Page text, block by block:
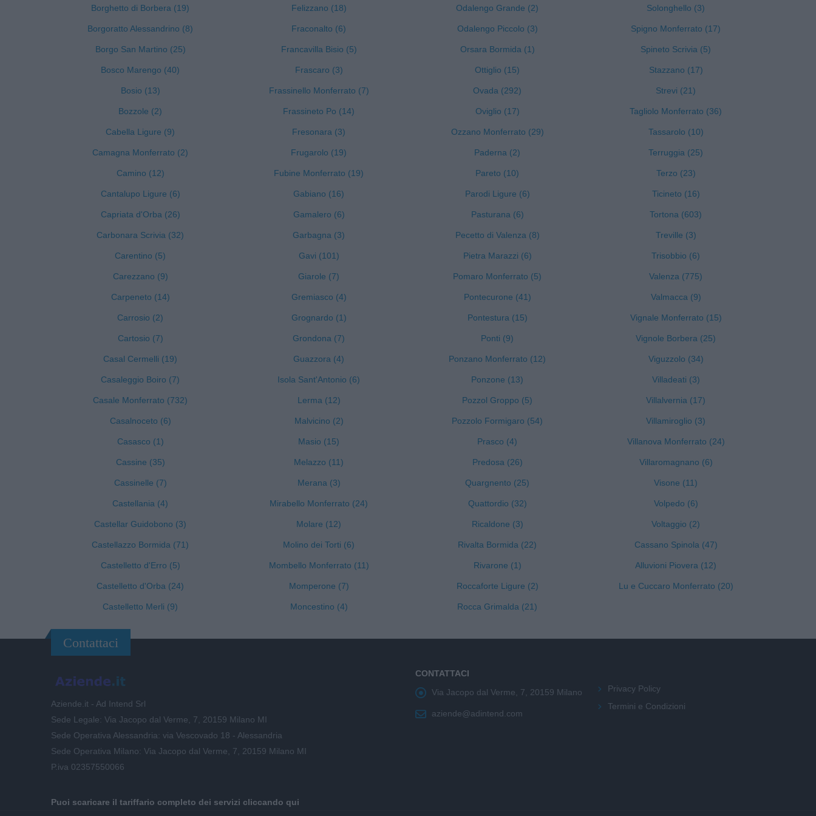
Borghetto di Borbera (19)
Borgoratto Alessandrino (8)
Borgo San Martino (25)
Bosco Marengo (40)
Bosio (13)
Bozzole (2)
Cabella Ligure (9)
Camagna Monferrato (2)
Camino (12)
Cantalupo Ligure (6)
Capriata d'Orba (26)
Carbonara Scrivia (32)
Carentino (5)
Carezzano (9)
Carpeneto (14)
Carrosio (2)
Cartosio (7)
Casal Cermelli (19)
Casaleggio Boiro (7)
Casale Monferrato (732)
Casalnoceto (6)
Casasco (1)
Cassine (35)
Cassinelle (7)
Castellania (4)
Castellar Guidobono (3)
Castellazzo Bormida (71)
Castelletto d'Erro (5)
Castelletto d'Orba (24)
Castelletto Merli (9)
Felizzano (18)
Fraconalto (6)
Francavilla Bisio (5)
Frascaro (3)
Frassinello Monferrato (7)
Frassineto Po (14)
Fresonara (3)
Frugarolo (19)
Fubine Monferrato (19)
Gabiano (16)
Gamalero (6)
Garbagna (3)
Gavi (101)
Giarole (7)
Gremiasco (4)
Grognardo (1)
Grondona (7)
Guazzora (4)
Isola Sant'Antonio (6)
Lerma (12)
Malvicino (2)
Masio (15)
Melazzo (11)
Merana (3)
Mirabello Monferrato (24)
Molare (12)
Molino dei Torti (6)
Mombello Monferrato (11)
Momperone (7)
Moncestino (4)
Odalengo Grande (2)
Odalengo Piccolo (3)
Orsara Bormida (1)
Ottiglio (15)
Ovada (292)
Oviglio (17)
Ozzano Monferrato (29)
Paderna (2)
Pareto (10)
Parodi Ligure (6)
Pasturana (6)
Pecetto di Valenza (8)
Pietra Marazzi (6)
Pomaro Monferrato (5)
Pontecurone (41)
Pontestura (15)
Ponti (9)
Ponzano Monferrato (12)
Ponzone (13)
Pozzol Groppo (5)
Pozzolo Formigaro (54)
Prasco (4)
Predosa (26)
Quargnento (25)
Quattordio (32)
Ricaldone (3)
Rivalta Bormida (22)
Rivarone (1)
Roccaforte Ligure (2)
Rocca Grimalda (21)
Solonghello (3)
Spigno Monferrato (17)
Spineto Scrivia (5)
Stazzano (17)
Strevi (21)
Tagliolo Monferrato (36)
Tassarolo (10)
Terruggia (25)
Terzo (23)
Ticineto (16)
Tortona (603)
Treville (3)
Trisobbio (6)
Valenza (775)
Valmacca (9)
Vignale Monferrato (15)
Vignole Borbera (25)
Viguzzolo (34)
Villadeati (3)
Villalvernia (17)
Villamiroglio (3)
Villanova Monferrato (24)
Villaromagnano (6)
Visone (11)
Volpedo (6)
Voltaggio (2)
Cassano Spinola (47)
Alluvioni Piovera (12)
Lu e Cuccaro Monferrato (20)
Contattaci
Aziende.it - Ad Intend Srl
Sede Legale: Via Jacopo dal Verme, 7, 20159 Milano MI
Sede Operativa Alessandria: via Vescovado 18 - Alessandria
Sede Operativa Milano: Via Jacopo dal Verme, 7, 20159 Milano MI
P.iva 02357550066
CONTATTACI
Via Jacopo dal Verme, 7, 20159 Milano
aziende@adintend.com
Privacy Policy
Termini e Condizioni
Puoi scaricare il tariffario completo dei servizi cliccando qui